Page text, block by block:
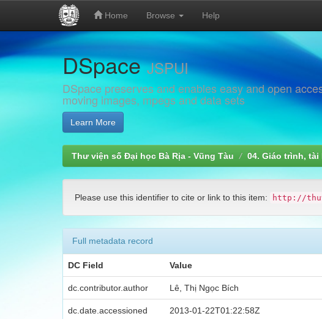
navigation
Home Browse Help
DSpaceJSPUI
DSpace preserves and enables easy and open
moving images, mpegs and data sets
Learn More
Thư viện số Đại học Bà Rịa - Vũng Tàu 04. Giáo trình, tài
Please use this identifier to cite or link to this item: http://
Full metadata record
DC Field Value
dc.contributor.author Lê, Thị Ngọc Bích
dc.date.accessioned 2013-01-22T01:22:58Z